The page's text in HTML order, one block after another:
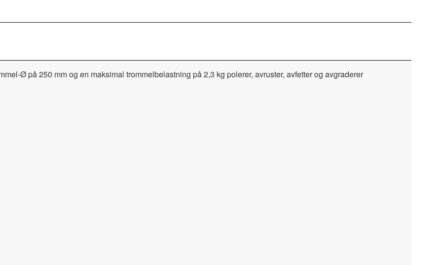
Ø på 250 mm og en maksimal trommelbelastning på 2,3 kg polerer, avruster, avfetter og avgraderer